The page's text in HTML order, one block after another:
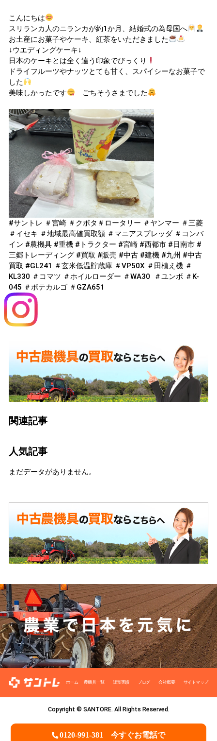
こんにちは
スリランカ人のニランカが約1か月、結婚式の為母国へ
お土産にお菓子やケーキ、紅茶をいただきました
↓ウエディングケーキ↓
日本のケーキとは全く違う印象でびっくり
ドライフルーツやナッツとても甘く、スパイシーなお菓子で
した
美味しかったです
ごちそうさまでした
#サントレ ＃宮崎 ＃クボタ＃ロータリー ＃ヤンマー ＃三菱
＃イセキ ＃地域最高値買取額 ＃マニアスプレッダ ＃コンバ
イン #農機具 #重機 #トラクター #宮崎 #西都市 #日南市 #
三郷トレーディング #買取 #販売 #中古 #建機 #九州 #中古
買取 #GL241 ＃玄米低温貯蔵庫 ＃VP50X ＃田植え機 ＃
KL330 ＃コマツ ＃ホイルローダー ＃WA30 ＃ユンボ ＃K-
045 ＃ポテカルゴ ＃GZA651
関連記事
人気記事
まだデータがありません。
ホーム 農機具一覧 販売実績 ブログ 会社概要 サイトマップ
0120-991-381 今すぐお電話で
Copyright © SANTORE. All Rights Reserved.